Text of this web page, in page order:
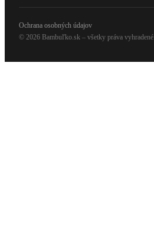
© 2026 Bambuľko.sk – všetky práva vyhradené.
Ochrana osobných údajov